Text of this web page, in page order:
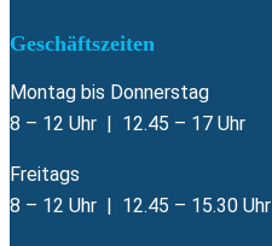
Geschäftszeiten
Montag bis Donnerstag
8 – 12 Uhr | 12.45 – 17 Uhr
Freitags
8 – 12 Uhr | 12.45 – 15.30 Uhr